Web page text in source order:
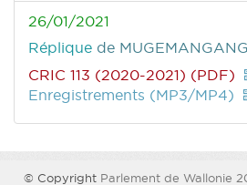
26/01/2021
Réplique de
CRIC 113 (2020-2021) (PDF)
Enregistrements (MP3/MP4)
© Copyright Parlement de Wallonie